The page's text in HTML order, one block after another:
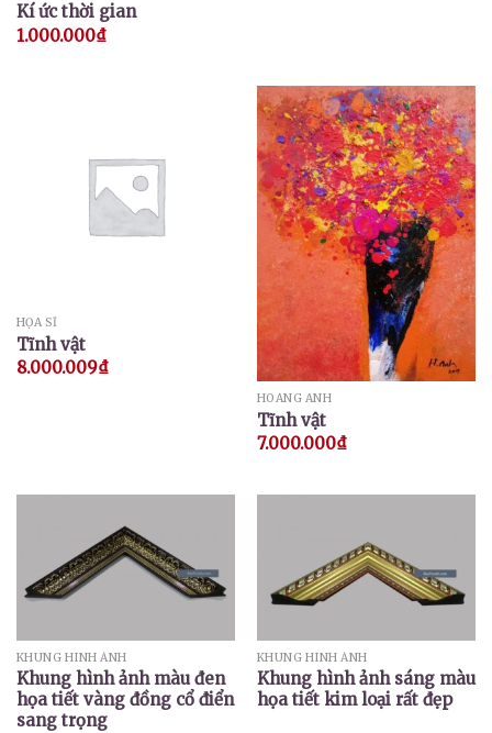
Kí ức thời gian
1.000.000₫
HỌA SĨ
Tĩnh vật
8.000.009₫
HOÀNG ANH
Tĩnh vật
7.000.000₫
KHUNG HÌNH ẢNH
Khung hình ảnh màu đen
họa tiết vàng đồng cổ điển
sang trọng
KHUNG HÌNH ẢNH
Khung hình ảnh sáng màu
họa tiết kim loại rất đẹp